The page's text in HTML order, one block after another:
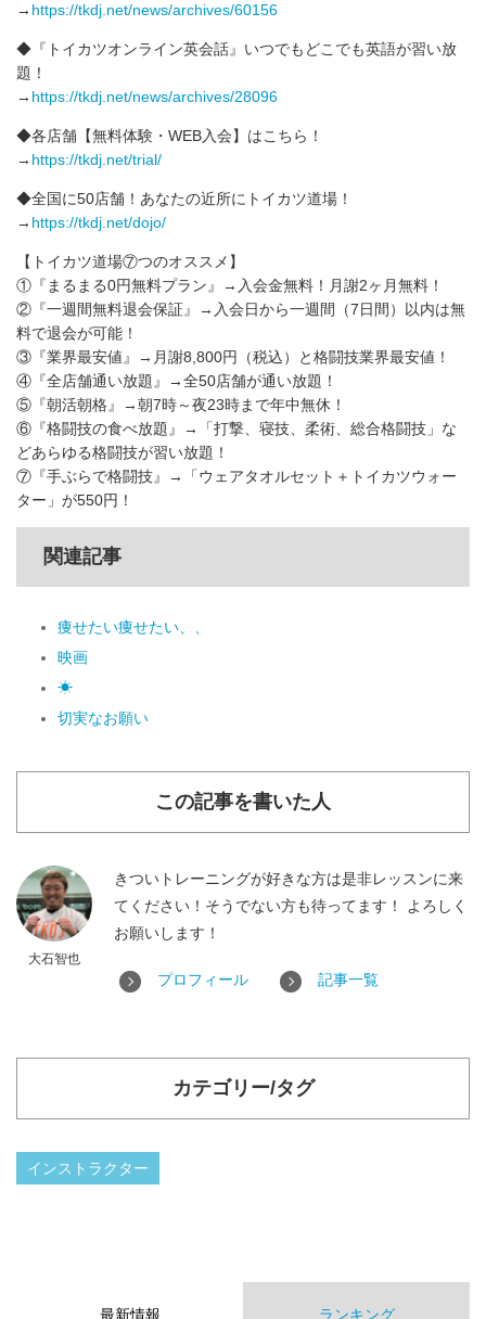
→ https://tkdj.net/news/archives/60156
◆『トイカツオンライン英会話』いつでもどこでも英語が習い放
題！
→ https://tkdj.net/news/archives/28096
◆各店舗【無料体験・WEB入会】はこちら！
→ https://tkdj.net/trial/
◆全国に50店舗！あなたの近所にトイカツ道場！
→ https://tkdj.net/dojo/
【トイカツ道場⑦つのオススメ】
①『まるまる0円無料プラン』→入会金無料！月謝2ヶ月無料！
②『一週間無料退会保証』→入会日から一週間（7日間）以内は無
料で退会が可能！
③『業界最安値』→月謝8,800円（税込）と格闘技業界最安値！
④『全店舗通い放題』→全50店舗が通い放題！
⑤『朝活朝格』→朝7時～夜23時まで年中無休！
⑥『格闘技の食べ放題』→「打撃、寝技、柔術、総合格闘技」な
どあらゆる格闘技が習い放題！
⑦『手ぶらで格闘技』→「ウェアタオルセット＋トイカツウォー
ター」が550円！
関連記事
痩せたい痩せたい、、
映画
☀
切実なお願い
この記事を書いた人
大石智也
きついトレーニングが好きな方は是非レッスンに来
てください！そうでない方も待ってます！ よろしく
お願いします！
プロフィール 記事一覧
カテゴリー/タグ
インストラクター
最新情報 ランキング